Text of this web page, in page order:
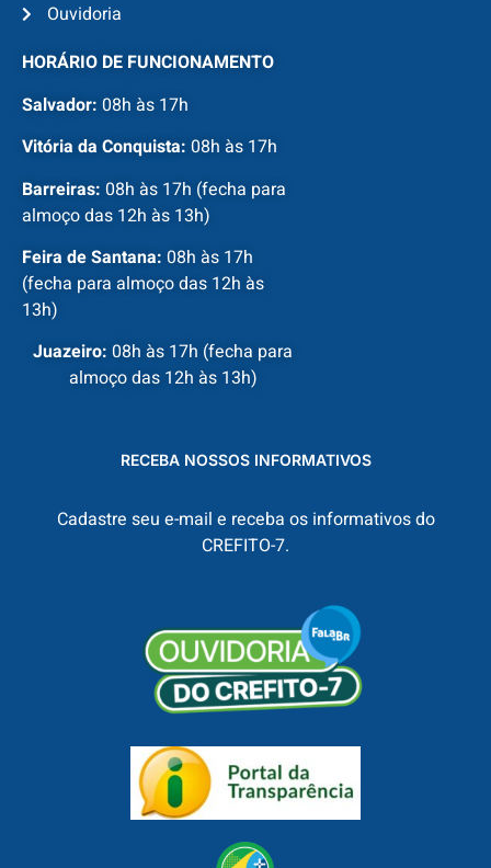
Ouvidoria
HORÁRIO DE FUNCIONAMENTO
Salvador: 08h às 17h
Vitória da Conquista: 08h às 17h
Barreiras: 08h às 17h (fecha para
almoço das 12h às 13h)
Feira de Santana: 08h às 17h
(fecha para almoço das 12h às
13h)
Juazeiro: 08h às 17h (fecha para
almoço das 12h às 13h)
RECEBA NOSSOS INFORMATIVOS
Cadastre seu e-mail e receba os informativos do
CREFITO-7.